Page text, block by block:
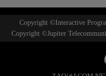
Copyright ©Interactive
Copyright ©Jupiter